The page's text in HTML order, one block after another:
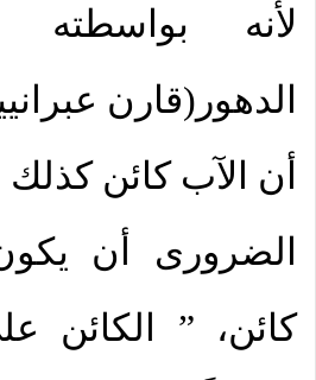
لأنه
أن الآب كائن
الضرورى أن
كائن، ” الكائن